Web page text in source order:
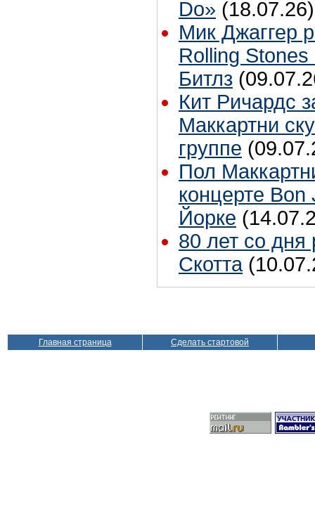
Do» (18.07.26)
Мик Джаггер
Rolling Stones
Битлз
Кит Ричардс
Маккартни
группе
Пол
концерте
Йорке
80 лет со
Скотта
Главная страница Сделать стартовой